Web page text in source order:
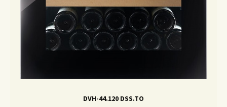
DVH-44.120 DSS.TO